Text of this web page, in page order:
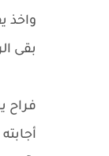
واخذ
بقى
فراح